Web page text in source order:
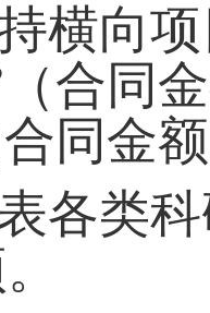
横向
合同
同金
各类